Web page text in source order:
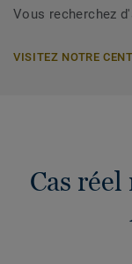
Vous recherchez
VISITEZ NOTRE
Cas réel